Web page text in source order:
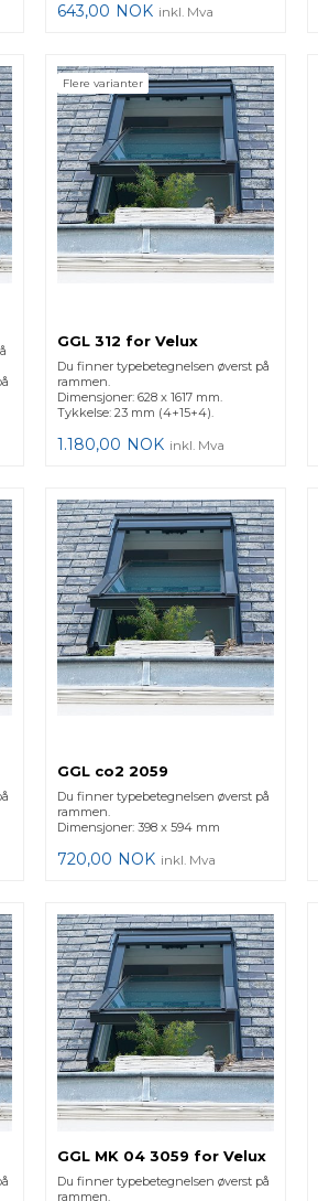
643,00 NOK inkl. Mva
Flere varianter
GGL 312 for Velux
Du finner typebetegnelsen øverst på
rammen.
Dimensjoner: 628 x 1617 mm.
Tykkelse: 23 mm (4+15+4).
1.180,00 NOK inkl. Mva
GGL co2 2059
Du finner typebetegnelsen øverst på
rammen.
Dimensjoner: 398 x 594 mm
720,00 NOK inkl. Mva
GGL MK 04 3059 for Velux
Du finner typebetegnelsen øverst på
rammen.